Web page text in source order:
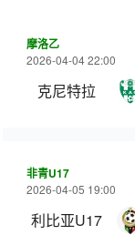
摩洛乙
2026-04-04 22:00
克尼特拉
非青U17
2026-04-05 19:00
利比亚U17